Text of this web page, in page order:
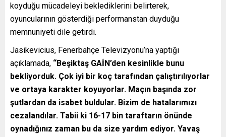
koyduğu mücadeleyi beklediklerini belirterek,
oyuncularının gösterdiği performanstan duyduğu
memnuniyeti dile getirdi.
Jasikevicius, Fenerbahçe Televizyonu’na yaptığı
açıklamada, “Beşiktaş GAİN’den kesinlikle bunu
bekliyorduk. Çok iyi bir koç tarafından çalıştırılıyorlar
ve ortaya karakter koyuyorlar. Maçın başında zor
şutlardan da isabet buldular. Bizim de hatalarımızı
cezalandılar. Tabii ki 16-17 bin taraftarın önünde
oynadığınız zaman bu da size yardım ediyor. Yavaş